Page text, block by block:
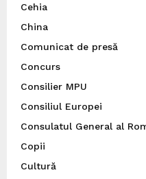
Cehia
China
Comunicat de presă
Concurs
Consilier MPU
Consiliul Europei
Consulatul General al
Copii
Cultură